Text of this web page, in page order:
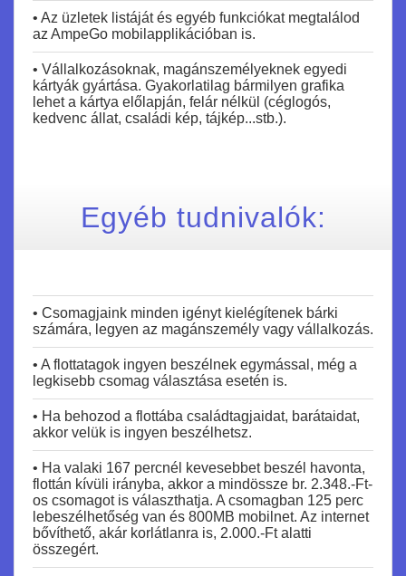
• Az üzletek listáját és egyéb funkciókat megtalálod
az AmpeGo mobilapplikációban is.
• Vállalkozásoknak, magánszemélyeknek egyedi
kártyák gyártása. Gyakorlatilag bármilyen grafika
lehet a kártya előlapján, felár nélkül (céglogós,
kedvenc állat, családi kép, tájkép...stb.).
Egyéb tudnivalók:
• Csomagjaink minden igényt kielégítenek bárki
számára, legyen az magánszemély vagy vállalkozás.
• A flottatagok ingyen beszélnek egymással, még a
legkisebb csomag választása esetén is.
• Ha behozod a flottába családtagjaidat, barátaidat,
akkor velük is ingyen beszélhetsz.
• Ha valaki 167 percnél kevesebbet beszél havonta,
flottán kívüli irányba, akkor a mindössze br. 2.348.-Ft-
os csomagot is választhatja. A csomagban 125 perc
lebeszélhetőség van és 800MB mobilnet. Az internet
bővíthető, akár korlátlanra is, 2.000.-Ft alatti
összegért.